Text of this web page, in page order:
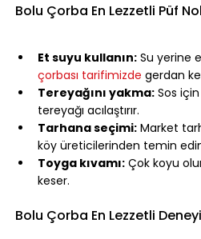
Bolu Çorba En Lezzetli Püf
Et suyu kullanın: Su yerine
çorbası tarifimizde gerdan
Tereyağını yakma: Sos
tereyağı acılaştırır.
Tarhana seçimi: Market
köy üreticilerinden temin
Toyga kıvamı: Çok koyu
keser.
Bolu Çorba En Lezzetli